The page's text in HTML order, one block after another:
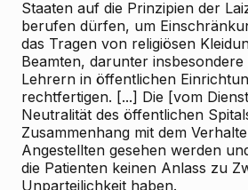
Staaten auf die Prinzipien der
berufen dürfen, um
das Tragen von religiösen
Beamten, darunter
Lehrern in öffentlichen
rechtfertigen. [...] Die [vom
Neutralität des öffentlichen
Zusammenhang mit dem
Angestellten gesehen werden
die Patienten keinen Anlass zu
Unparteilichkeit haben.